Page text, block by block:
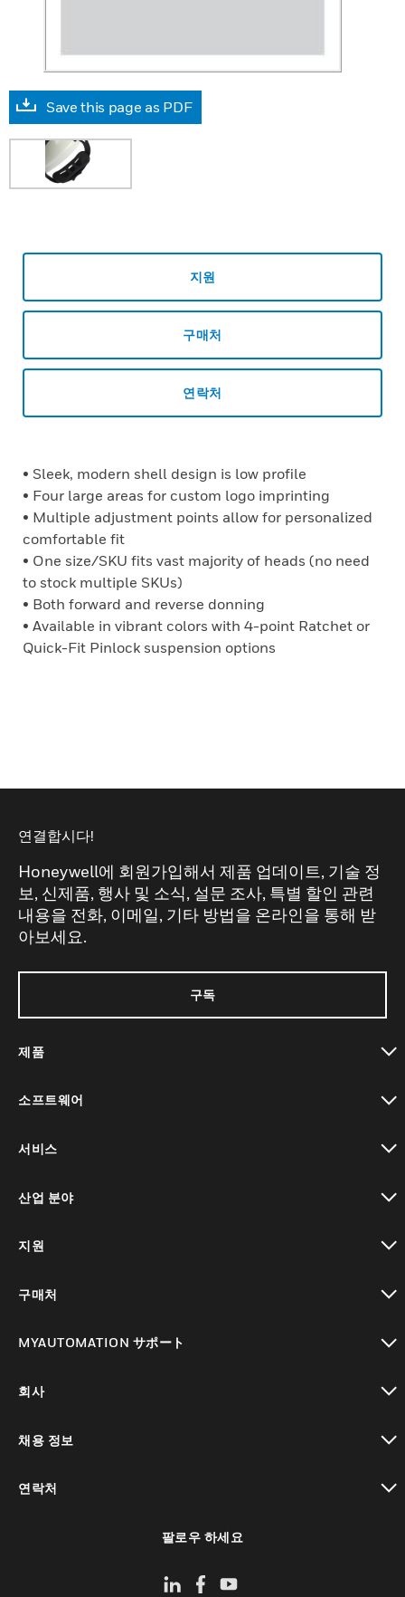
Save this page as PDF
지원
구매처
연락처
• Sleek, modern shell design is low profile
• Four large areas for custom logo imprinting
• Multiple adjustment points allow for personalized
comfortable fit
• One size/SKU fits vast majority of heads (no need
to stock multiple SKUs)
• Both forward and reverse donning
• Available in vibrant colors with 4-point Ratchet or
Quick-Fit Pinlock suspension options
연결합시다!
Honeywell에 회원가입해서 제품 업데이트, 기술 정
보, 신제품, 행사 및 소식, 설문 조사, 특별 할인 관련
내용을 전화, 이메일, 기타 방법을 온라인을 통해 받
아보세요.
구독
제품
소프트웨어
서비스
산업 분야
지원
구매처
MYAUTOMATION サポート
회사
채용 정보
연락처
팔로우 하세요